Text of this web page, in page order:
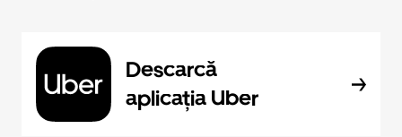
Descarcă
aplicația Uber